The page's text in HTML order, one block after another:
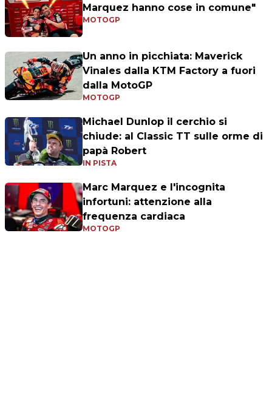
Marquez hanno cose in comune"
MOTOGP
Un anno in picchiata: Maverick
Vinales dalla KTM Factory a fuori
dalla MotoGP
MOTOGP
Michael Dunlop il cerchio si
chiude: al Classic TT sulle orme di
papà Robert
IN PISTA
Marc Marquez e l'incognita
infortuni: attenzione alla
frequenza cardiaca
MOTOGP